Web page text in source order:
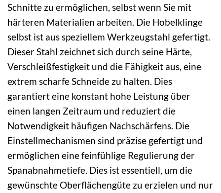
Schnitte zu ermöglichen, selbst wenn Sie mit
härteren Materialien arbeiten. Die Hobelklinge
selbst ist aus speziellem Werkzeugstahl gefertigt.
Dieser Stahl zeichnet sich durch seine Härte,
Verschleißfestigkeit und die Fähigkeit aus, eine
extrem scharfe Schneide zu halten. Dies
garantiert eine konstant hohe Leistung über
einen langen Zeitraum und reduziert die
Notwendigkeit häufigen Nachschärfens. Die
Einstellmechanismen sind präzise gefertigt und
ermöglichen eine feinfühlige Regulierung der
Spanabnahmetiefe. Dies ist essentiell, um die
gewünschte Oberflächengüte zu erzielen und nur